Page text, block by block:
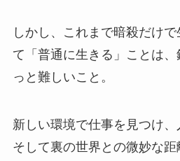
しかし、これまで暗殺だけ
て「普通に生きる」ことは
っと難しいこと。
新しい環境で仕事を見つけ、
そして裏の世界との微妙な